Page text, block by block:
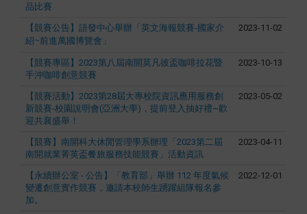
品比賽
【競賽公告】 語發中心舉辦「英文海報競賽-國家介
紹~前進萬國博覽會」
2023-11-02
【競賽專區】2023第八屆南開莫凡彼盃咖啡拉花暨
手沖咖啡創意競賽
2023-10-13
【競賽活動】2023第28屆大專校院資訊應用服務創
新競賽-校園說明會(亞洲大學)，提前登入抽好禮~歡
迎共襄盛舉！
2023-05-02
【競賽】南開科大休閒管理學系辦理「2023第二屆
南開就業菁英盃餐旅服務技能競賽」活動資訊
2023-04-11
【永續辦公室 - 公告】「教育部」舉辦 112 年度氣候
變遷創意實作競賽，邀請本校師生踴躍組隊報名參
加。
2022-12-01